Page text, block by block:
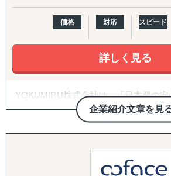
【海外進出パッケージ（米国）】
準備・戦略フェーズ（事前整理/分析・
準備）から、実行・検証フェーズ（営
開拓、小売テスト販売、Amazon運用
次期施策立案）まで、初回販売の実現
【パッケージに追加・継続できる支援
導入企業さまのニーズに応じ、以下の
施策を柔軟に組み合わせてご提供しま
■Shopify 越境EC支援
Shopifyt越境ECサイト構築、海外 / 国
アカウント運用、海外 / 国内広告運用
策、商品保管、カスタマーサポート
■Shopee 越境EC支援
ザイン、アカウント運用、商品保管、
用、カスタマーサポート
12年間海外販売を自社で行っており、
りますので、一気通貫で伴走サポート
価格 対応 スピード
詳しく見る
企業紹介文章を見
YOKUMIRU株式会社は、「日本発の安
す」をビジョンに、海外赴任者・海外
のご家族を対象としたオンライン医療
しています。世界中どこからでも日本
談できる環境に加え、健康管理やスト
通じて、企業の安全配慮義務への対応
ています。また、適切な受診支援によ